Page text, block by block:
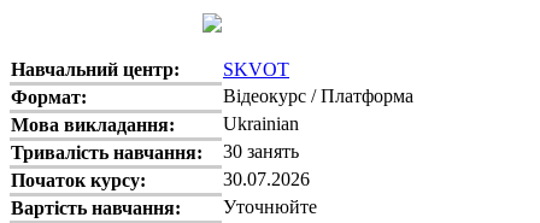
Навчальний центр:
SKVOT
Формат:
Відеокурс / Платформа
Мова викладання:
Ukrainian
Тривалість навчання:
30 занять
Початок курсу:
30.07.2026
Вартість навчання:
Уточнюйте